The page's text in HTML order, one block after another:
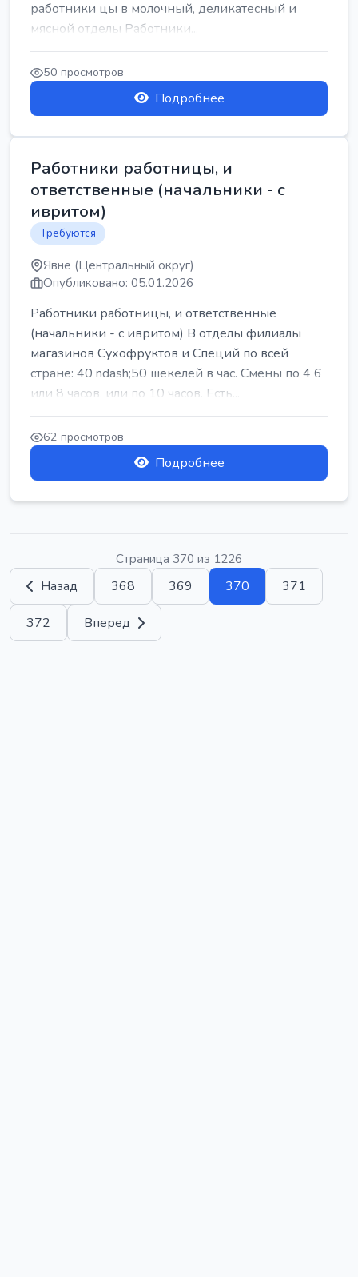
работники цы в молочный, деликатесный и
мясной отделы Работники...
50 просмотров
Подробнее
Работники работницы, и
ответственные (начальники - с
ивритом)
Требуются
Явне (Центральный округ)
Опубликовано: 05.01.2026
Работники работницы, и ответственные
(начальники - с ивритом) В отделы филиалы
магазинов Сухофруктов и Специй по всей
стране: 40 ndash;50 шекелей в час. Смены по 4 6
или 8 часов, или по 10 часов. Есть...
62 просмотров
Подробнее
Страница 370 из 1226
Назад 368 369 370 371
372 Вперед